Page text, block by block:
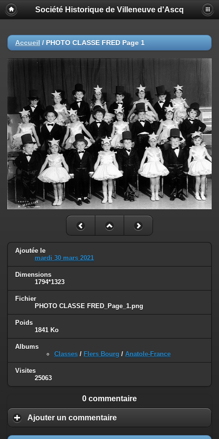
Société Historique de Villeneuve d'Ascq
Accueil / PHOTO CLASSE FRED Page 1
Ajoutée le
mardi 30 mars 2021
Dimensions
1794*1323
Fichier
PHOTO CLASSE FRED_Page_1.png
Poids
1841 Ko
Albums
Classes / Flers Bourg / Anatole-France
Visites
25063
0 commentaire
Ajouter un commentaire